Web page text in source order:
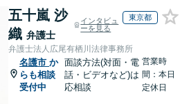
五十嵐 沙
織 弁護士
インタビュ
ーを見る
東京都
弁護士法人広尾有栖川法律事務所
名護市 か
らも相談
受付中
面談方法(対面・電
話・ビデオなど)は
応相談
営業時
間：本日
定休日